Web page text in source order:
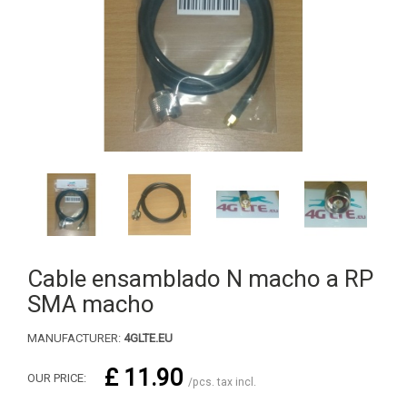
Cable ensamblado N macho a RP
SMA macho
MANUFACTURER: 4GLTE.EU
OUR PRICE: £ 11.90 /pcs. tax incl.